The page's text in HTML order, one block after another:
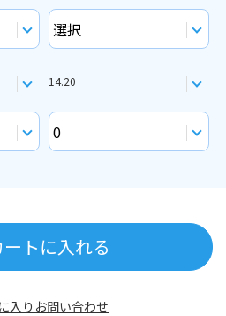
14.20
ートに入れる
お問い合わせ
入り